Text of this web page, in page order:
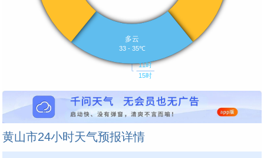
黄山市24小时天气预报详情